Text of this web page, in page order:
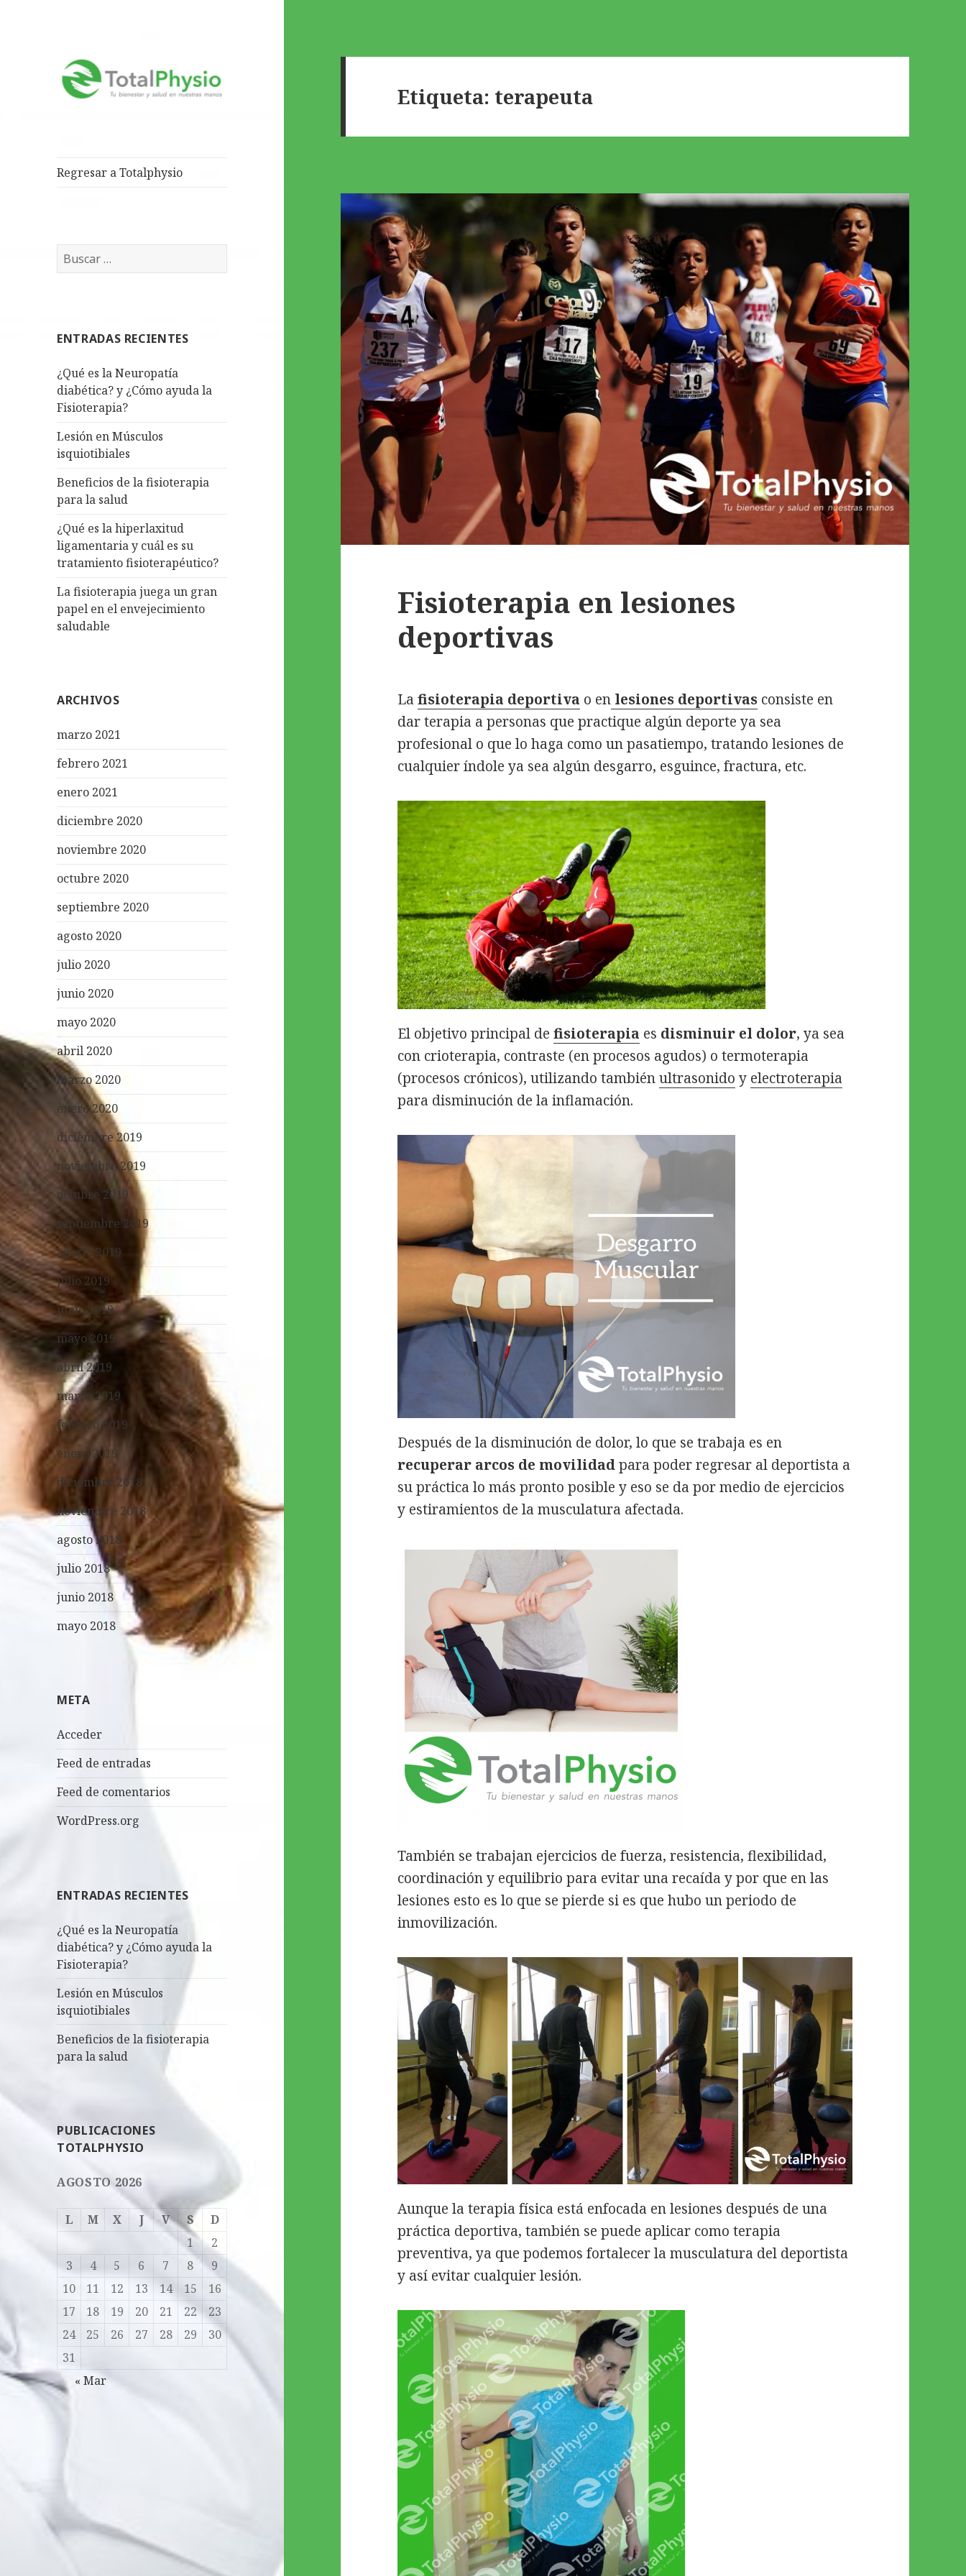
Regresar a Totalphysio
Buscar:
ENTRADAS RECIENTES
¿Qué es la Neuropatía
diabética? y ¿Cómo ayuda la
Fisioterapia?
Lesión en Músculos
isquiotibiales
Beneficios de la fisioterapia
para la salud
¿Qué es la hiperlaxitud
ligamentaria y cuál es su
tratamiento fisioterapéutico?
La fisioterapia juega un gran
papel en el envejecimiento
saludable
ARCHIVOS
marzo 2021
febrero 2021
enero 2021
diciembre 2020
noviembre 2020
octubre 2020
septiembre 2020
agosto 2020
julio 2020
junio 2020
mayo 2020
abril 2020
marzo 2020
enero 2020
diciembre 2019
noviembre 2019
octubre 2019
septiembre 2019
agosto 2019
julio 2019
junio 2019
mayo 2019
abril 2019
marzo 2019
febrero 2019
enero 2019
diciembre 2018
noviembre 2018
agosto 2018
julio 2018
junio 2018
mayo 2018
META
Acceder
Feed de entradas
Feed de comentarios
WordPress.org
ENTRADAS RECIENTES
¿Qué es la Neuropatía
diabética? y ¿Cómo ayuda la
Fisioterapia?
Lesión en Músculos
isquiotibiales
Beneficios de la fisioterapia
para la salud
PUBLICACIONES
TOTALPHYSIO
AGOSTO 2026
L M X J V S
D
1
2
3
4 5 6 7 8
9
10
11 12 13 14 15
16
17
18 19 20 21 22
23
24
25 26 27 28 29
30
31
« Mar
Etiqueta: terapeuta
Fisioterapia en lesiones
deportivas
Lafisioterapia deportiva o en lesiones deportivas consiste en
dar terapia a personas que practique algún deporte ya sea
profesional o que lo haga como un pasatiempo, tratando lesiones de
cualquier índole ya sea algún desgarro, esguince, fractura, etc.
El objetivo principal defisioterapia es disminuir el dolor, ya sea
con crioterapia, contraste (en procesos agudos) o termoterapia
(procesos crónicos), utilizando tambiénultrasonido y electroterapia
para disminución de la inflamación.
Después de la disminución de dolor, lo que se trabaja es en
recuperar arcos de movilidadpara poder regresar al deportista a
su práctica lo más pronto posible y eso se da por medio de ejercicios
y estiramientos de la musculatura afectada.
También se trabajan ejercicios de fuerza, resistencia, flexibilidad,
coordinación y equilibrio para evitar una recaída y por que en las
lesiones esto es lo que se pierde si es que hubo un periodo de
inmovilización.
Aunque la terapia física está enfocada en lesiones después de una
práctica deportiva, también se puede aplicar como terapia
preventiva, ya que podemos fortalecer la musculatura del deportista
y así evitar cualquier lesión.